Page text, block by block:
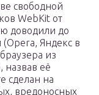
свободной
WebKit от
доводили до
Яндекс в
из
назвав её
сделан на
вредоносных